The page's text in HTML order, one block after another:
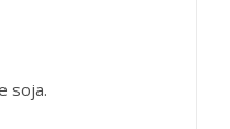
soja.